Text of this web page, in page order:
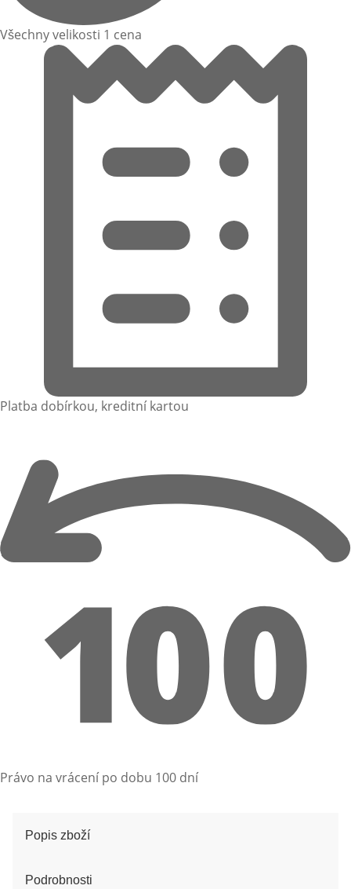
Všechny velikosti 1 cena
Platba dobírkou, kreditní kartou
Právo na vrácení po dobu 100 dní
Popis zboží
Podrobnosti